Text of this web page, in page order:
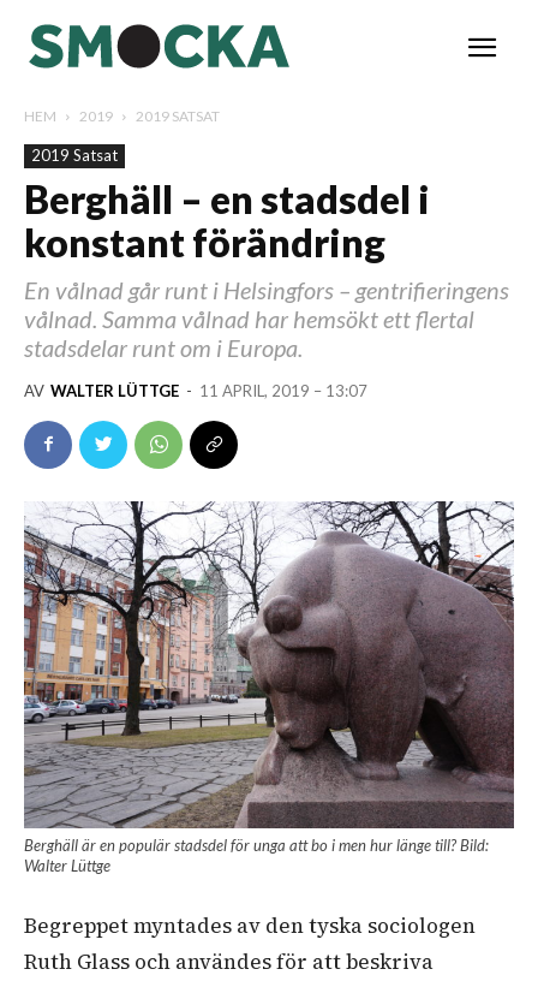
HEM 2019 2019 SATSAT
2019 Satsat
Berghäll – en stadsdel i
konstant förändring
En vålnad går runt i Helsingfors – gentrifieringens
vålnad. Samma vålnad har hemsökt ett flertal
stadsdelar runt om i Europa.
AV WALTER LÜTTGE - 11 APRIL, 2019 – 13:07
Berghäll är en populär stadsdel för unga att bo i men hur länge till? Bild:
Walter Lüttge
Begreppet myntades av den tyska sociologen
Ruth Glass och användes för att beskriva